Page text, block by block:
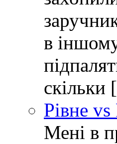
в
Рівне
Мені в